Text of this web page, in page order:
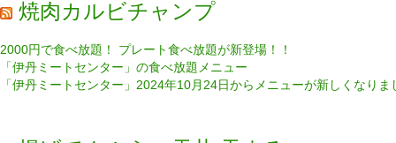
焼肉カルビチャンプ
2000円で食べ放題！ プレート食べ放題が新登場！！
「伊丹ミートセンター」の食べ放題メニュー
「伊丹ミートセンター」2024年10月24日からメニューが新しくなりま